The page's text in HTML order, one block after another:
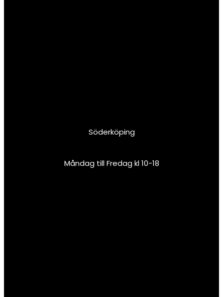
Söderköping
Måndag till Fredag kl 10-18